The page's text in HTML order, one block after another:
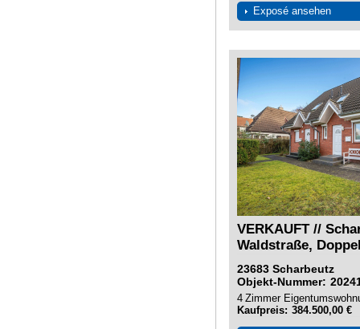
Exposé ansehen
VERKAUFT //
Waldstraße,
23683 Scharbeutz
Objekt-Nummer
Zimmer
4
Kaufpreis 384.500,00 €